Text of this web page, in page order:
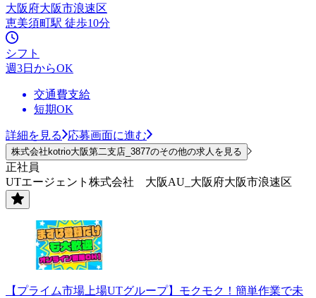
大阪府大阪市浪速区
恵美須町駅 徒歩10分
シフト
週3日からOK
交通費支給
短期OK
詳細を見る 応募画面に進む
株式会社kotrio大阪第二支店_3877のその他の求人を見る
正社員
UTエージェント株式会社 大阪AU_大阪府大阪市浪速区
【プライム市場上場UTグループ】モクモク！簡単作業で未